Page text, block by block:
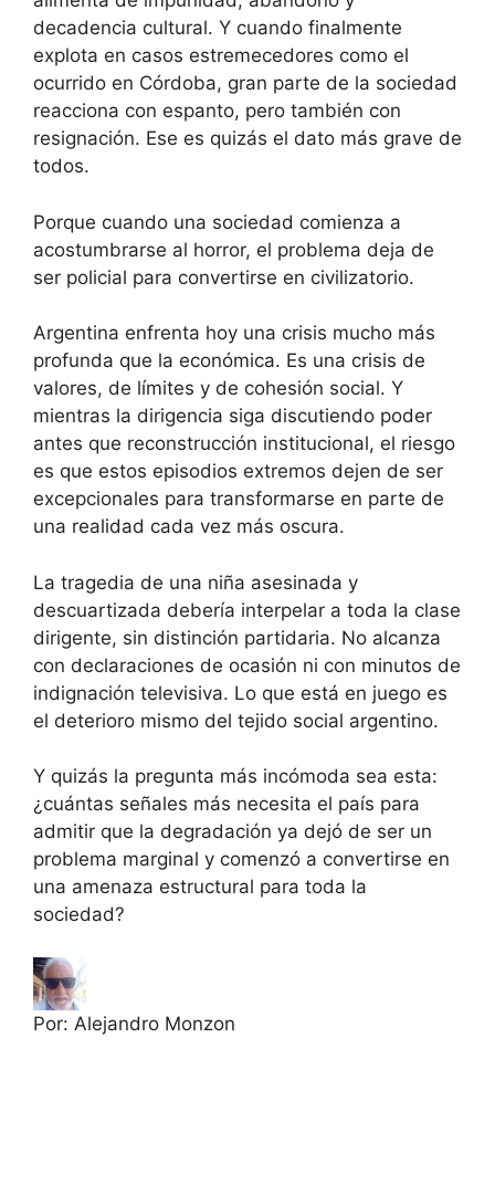
decadencia cultural. Y cuando finalmente
explota en casos estremecedores como el
ocurrido en Córdoba, gran parte de la sociedad
reacciona con espanto, pero también con
resignación. Ese es quizás el dato más grave de
todos.
Porque cuando una sociedad comienza a
acostumbrarse al horror, el problema deja de
ser policial para convertirse en civilizatorio.
Argentina enfrenta hoy una crisis mucho más
profunda que la económica. Es una crisis de
valores, de límites y de cohesión social. Y
mientras la dirigencia siga discutiendo poder
antes que reconstrucción institucional, el riesgo
es que estos episodios extremos dejen de ser
excepcionales para transformarse en parte de
una realidad cada vez más oscura.
La tragedia de una niña asesinada y
descuartizada debería interpelar a toda la clase
dirigente, sin distinción partidaria. No alcanza
con declaraciones de ocasión ni con minutos de
indignación televisiva. Lo que está en juego es
el deterioro mismo del tejido social argentino.
Y quizás la pregunta más incómoda sea esta:
¿cuántas señales más necesita el país para
admitir que la degradación ya dejó de ser un
problema marginal y comenzó a convertirse en
una amenaza estructural para toda la
sociedad?
Por: Alejandro Monzon